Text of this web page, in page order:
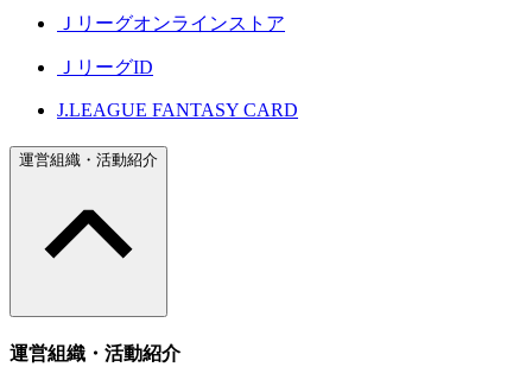
Ｊリーグオンラインストア
ＪリーグID
J.LEAGUE FANTASY CARD
運営組織・活動紹介
運営組織・活動紹介